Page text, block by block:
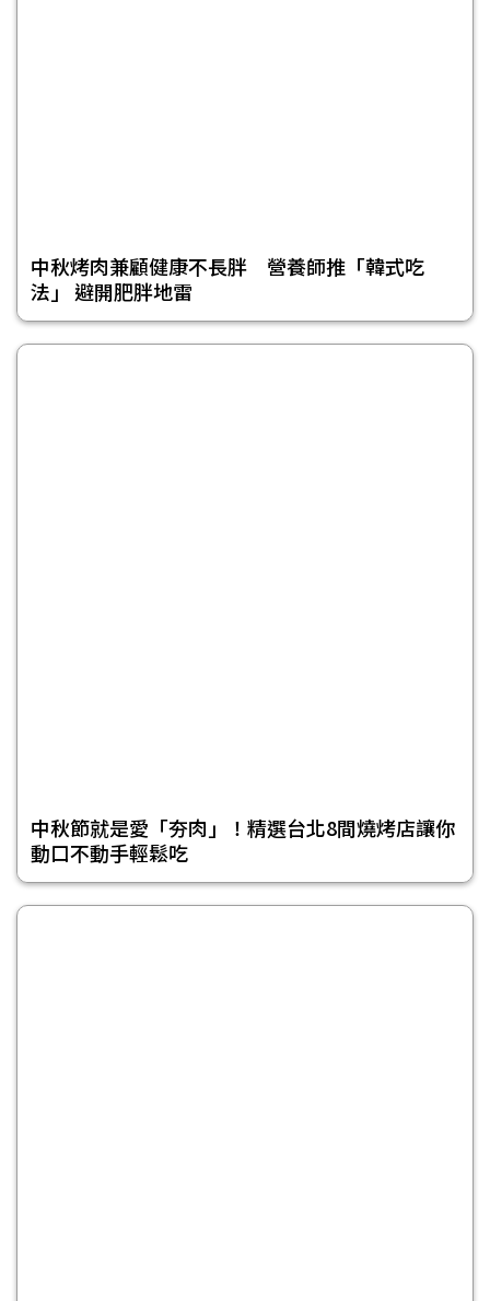
中秋烤肉兼顧健康不長胖 營養師推「韓式吃
法」 避開肥胖地雷
中秋節就是愛「夯肉」！精選台北8間燒烤店讓你
動口不動手輕鬆吃